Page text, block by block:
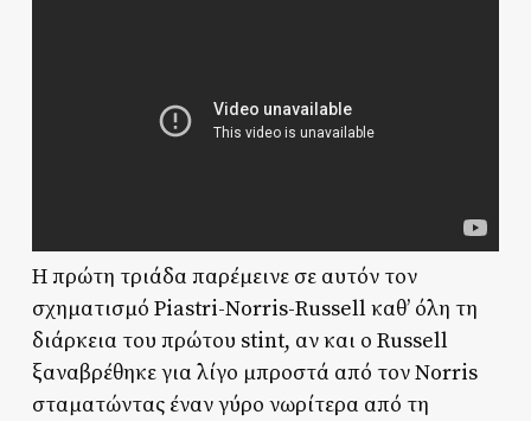
Η πρώτη τριάδα παρέμεινε σε αυτόν τον
σχηματισμό Piastri-Norris-Russell καθ’ όλη τη
διάρκεια του πρώτου stint, αν και ο Russell
ξαναβρέθηκε για λίγο μπροστά από τον Norris
σταματώντας έναν γύρο νωρίτερα από τη